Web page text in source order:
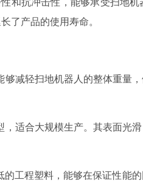
了产品的使用寿命。
减轻扫地机器人的整体重量
适合大规模生产。其表面光
工程塑料，能够在保证性能